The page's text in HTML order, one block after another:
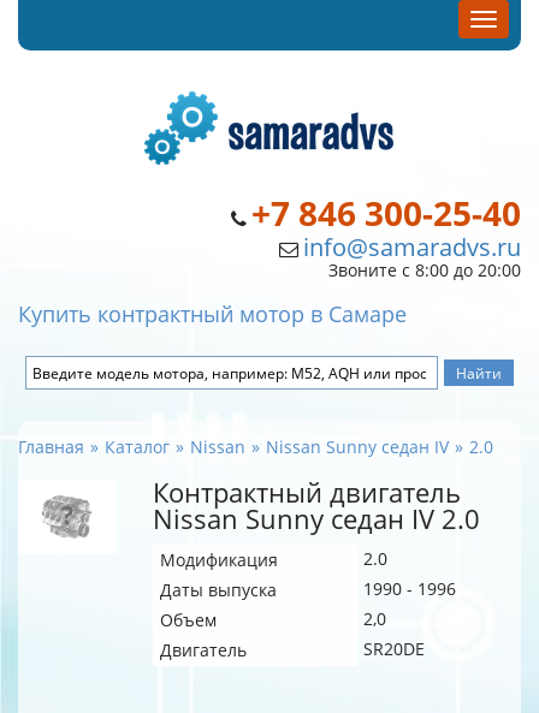
+7 846 300-25-40
info@samaradvs.ru
Звоните с 8:00 до 20:00
Купить контрактный мотор в Самаре
Главная Каталог Nissan Nissan Sunny седан IV 2.0
Контрактный двигатель
Nissan Sunny седан IV 2.0
Модификация
2.0
Даты выпуска
1990 - 1996
Объем
2,0
Двигатель
SR20DE